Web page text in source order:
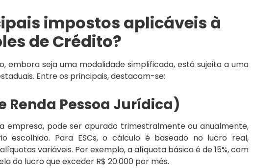
impostos aplicáveis à
de Crédito?
embora seja uma modalidade simplificada, está sujeita a uma
Entre os principais, destacam-se:
Renda Pessoa Jurídica)
empresa, pode ser apurado trimestralmente ou anualmente,
escolhido. Para ESCs, o cálculo é baseado no lucro real,
variáveis. Por exemplo, a alíquota básica é de 15%, com
do lucro que exceder R$ 20.000 por mês.